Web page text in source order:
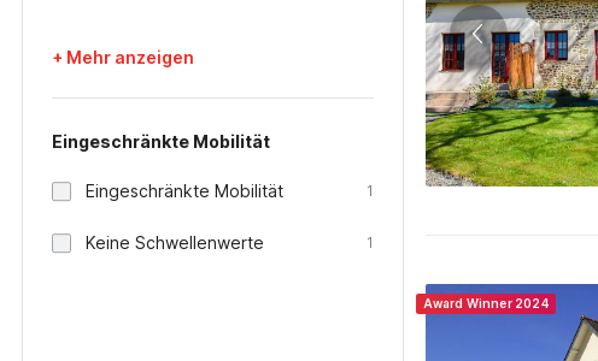
+ Mehr anzeigen
Eingeschränkte Mobilität
Eingeschränkte Mobilität 1
Keine Schwellenwerte 1
Award Winner 2024